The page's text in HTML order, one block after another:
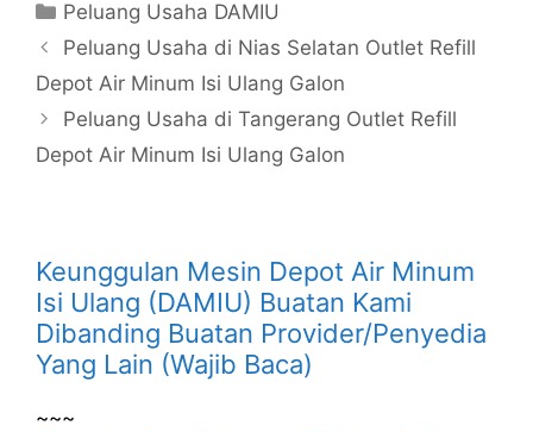
Kategori
Peluang Usaha DAMIU
Peluang Usaha di Nias Selatan Outlet Refill
Depot Air Minum Isi Ulang Galon
Peluang Usaha di Tangerang Outlet Refill
Depot Air Minum Isi Ulang Galon
Keunggulan Mesin Depot Air Minum
Isi Ulang (DAMIU) Buatan Kami
Dibanding Buatan Provider/Penyedia
Yang Lain (Wajib Baca)
~~~